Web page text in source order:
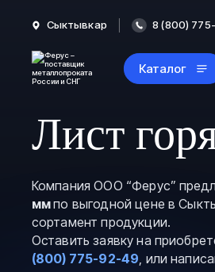
Сыктывкар 8 (800)
Каталог
Лист
Компания ООО “Ферус”
ммпо выгодной цене в
сортамент продукции.
Оставить заявку на
(800) 775-92-49, или